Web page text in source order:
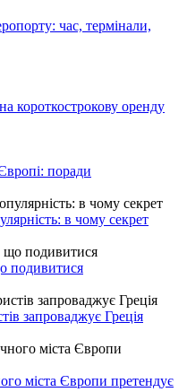
час, термінали,
короткострокову оренду
поради
в чому секрет
подивитися
запроваджує Греція
міста Європи претендує